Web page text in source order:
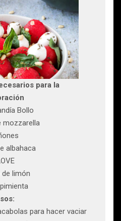
para la
Bollo
mozzarella
albahaca
de limón
para hacer vaciar